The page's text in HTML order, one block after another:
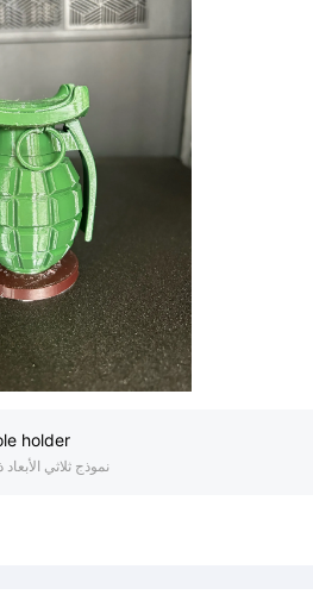
holder
نموذج ثلاثي